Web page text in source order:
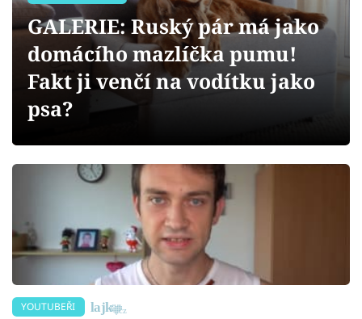
Videa
Sledujte prima+
GALERIE: Ruský pár má jako
domácího mazlíčka pumu!
Fakt ji venčí na vodítku jako
psa?
YOUTUBEŘI